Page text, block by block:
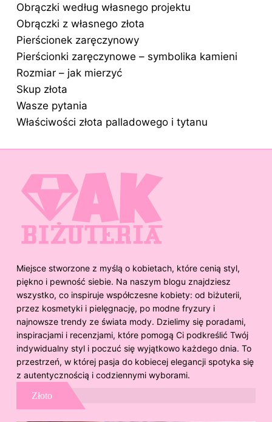
Obrączki według własnego projektu
Obrączki z własnego złota
Pierścionek zaręczynowy
Pierścionki zaręczynowe – symbolika kamieni
Rozmiar – jak mierzyć
Skup złota
Wasze pytania
Właściwości złota palladowego i tytanu
Miejsce stworzone z myślą o kobietach, które cenią styl,
piękno i pewność siebie. Na naszym blogu znajdziesz
wszystko, co inspiruje współczesne kobiety: od biżuterii,
przez kosmetyki i pielęgnację, po modne fryzury i
najnowsze trendy ze świata mody. Dzielimy się poradami,
inspiracjami i recenzjami, które pomogą Ci podkreślić Twój
indywidualny styl i poczuć się wyjątkowo każdego dnia. To
przestrzeń, w której pasja do kobiecej elegancji spotyka się
z autentycznością i codziennymi wyborami.
Złoto